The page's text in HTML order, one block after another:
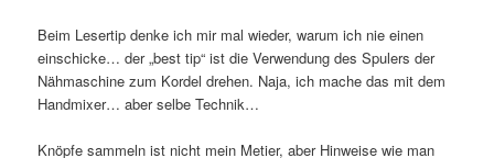
Beim Lesertip denke ich mir mal wieder, warum ich nie einen
einschicke… der „best tip“ ist die Verwendung des Spulers der
Nähmaschine zum Kordel drehen. Naja, ich mache das mit dem
Handmixer… aber selbe Technik…
Knöpfe sammeln ist nicht mein Metier, aber Hinweise wie man